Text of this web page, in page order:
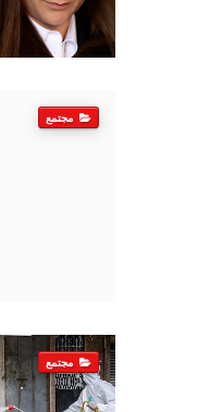
مجتمع
مجتمع